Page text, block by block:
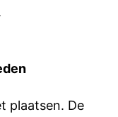
plaatsen. De